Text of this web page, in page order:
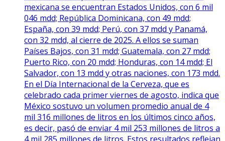
mexicana se encuentran Estados Unidos, con 6 mil
046 mdd; República Dominicana, con 49 mdd;
España, con 39 mdd; Perú, con 37 mdd y Panamá,
con 32 mdd, al cierre de 2025. A ellos se suman
Países Bajos, con 31 mdd; Guatemala, con 27 mdd;
Puerto Rico, con 20 mdd; Honduras, con 14 mdd; El
Salvador, con 13 mdd y otras naciones, con 173 mdd.
En el Día Internacional de la Cerveza, que es
celebrado cada primer viernes de agosto, indica que
México sostuvo un volumen promedio anual de 4
mil 316 millones de litros en los últimos cinco años,
es decir, pasó de enviar 4 mil 253 millones de litros a